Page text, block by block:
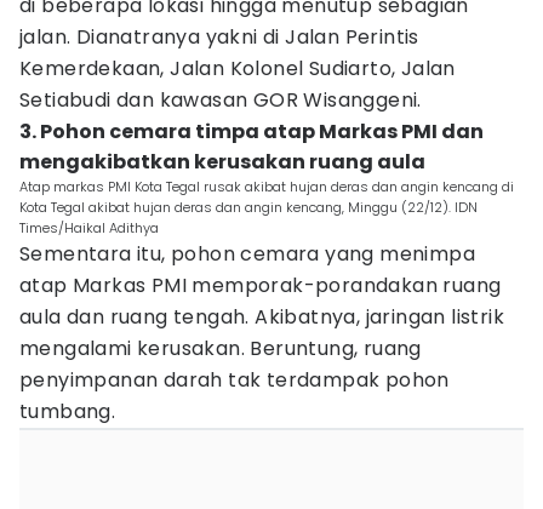
jalan. Dianatranya yakni di Jalan Perintis
Kemerdekaan, Jalan Kolonel Sudiarto, Jalan
Setiabudi dan kawasan GOR Wisanggeni.
3. Pohon cemara timpa atap Markas PMI dan
mengakibatkan kerusakan ruang aula
Atap markas PMI Kota Tegal rusak akibat hujan deras dan angin kencang di
Kota Tegal akibat hujan deras dan angin kencang, Minggu (22/12). IDN
Times/Haikal Adithya
Sementara itu, pohon cemara yang menimpa
atap Markas PMI memporak-porandakan ruang
aula dan ruang tengah. Akibatnya, jaringan listrik
mengalami kerusakan. Beruntung, ruang
penyimpanan darah tak terdampak pohon
tumbang.